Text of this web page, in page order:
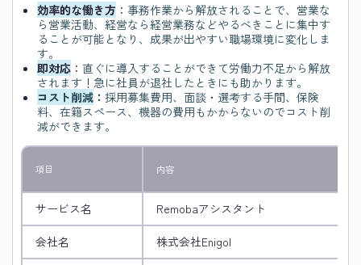
効率的な働き方 ： 事務作業から解放されることで、営業な
ら営業活動、経営なら経営業務などやるべきことに集中す
ることが可能となり、成果が出やすい職場環境に変化しま
す。
即対応 ： 直ぐに導入することができて労働力不足から解放
されます！急に社員が退社したときにも助かります。
コスト削減 ： 採用募集費用、面談・選考する手間、保険
料、在籍スペース、機器の費用もかからないのでコスト削
減ができます。
項目 内容
サービス名 Remobaアシスタント
会社名 株式会社Enigol